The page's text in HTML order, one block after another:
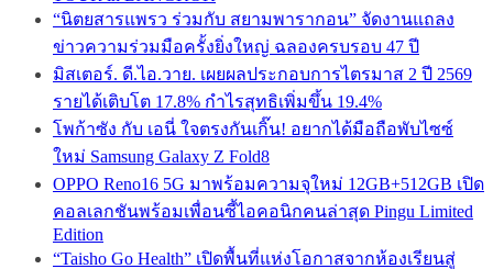
“นิตยสารแพรว ร่วมกับ สยามพารากอน” จัดงานแถลง
ข่าวความร่วมมือครั้งยิ่งใหญ่ ฉลองครบรอบ 47 ปี
มิสเตอร์. ดี.ไอ.วาย. เผยผลประกอบการไตรมาส 2 ปี 2569
รายได้เติบโต 17.8% กำไรสุทธิเพิ่มขึ้น 19.4%
โพก้าซัง กับ เอนี่ ใจตรงกันเกิ๊น! อยากได้มือถือพับไซซ์
ใหม่ Samsung Galaxy Z Fold8
OPPO Reno16 5G มาพร้อมความจุใหม่ 12GB+512GB เปิด
คอลเลกชันพร้อมเพื่อนซี้ไอคอนิกคนล่าสุด Pingu Limited
Edition
“Taisho Go Health” เปิดพื้นที่แห่งโอกาสจากห้องเรียนสู่